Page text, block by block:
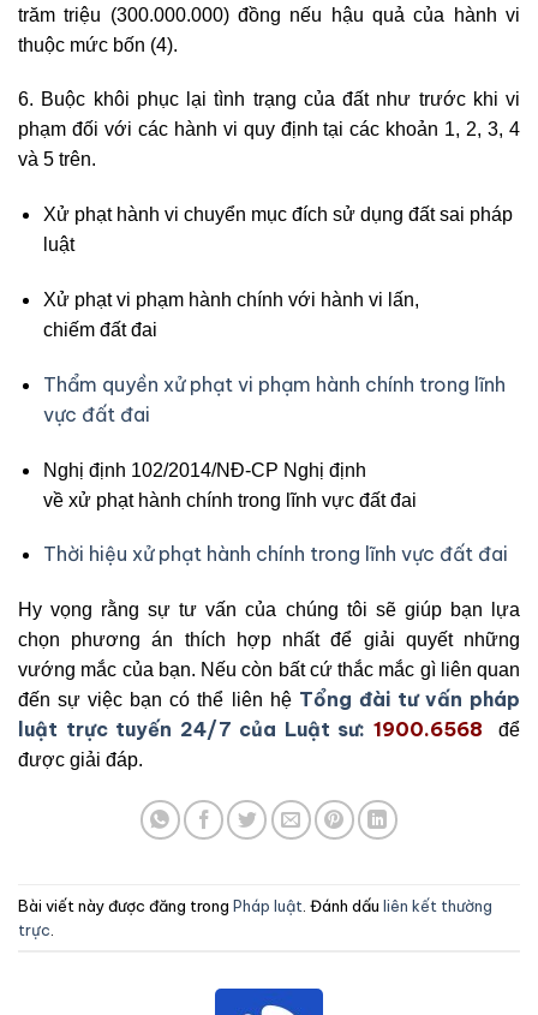
trăm triệu (300.000.000) đồng nếu hậu quả của hành vi
thuộc mức bốn (4).
6. Buộc khôi phục lại tình trạng của đất như trước khi vi
phạm đối với các hành vi quy định tại các khoản 1, 2, 3, 4
và 5 trên.
Xử phạt hành vi chuyển mục đích sử dụng đất sai pháp
luật
Xử phạt vi phạm hành chính với hành vi lấn,
chiếm đất đai
Thẩm quyền xử phạt vi phạm hành chính trong lĩnh
vực đất đai
Nghị định 102/2014/NĐ-CP Nghị định
về xử phạt hành chính trong lĩnh vực đất đai
Thời hiệu xử phạt hành chính trong lĩnh vực đất đai
Hy vọng rằng sự tư vấn của chúng tôi sẽ giúp bạn lựa
chọn phương án thích hợp nhất để giải quyết những
vướng mắc của bạn. Nếu còn bất cứ thắc mắc gì liên quan
đến sự việc bạn có thể liên hệ Tổng đài tư vấn pháp
luật trực tuyến 24/7 của Luật sư: 1900.6568
để
được giải đáp.
Bài viết này được đăng trong Pháp luật . Đánh dấu liên kết thường
trực